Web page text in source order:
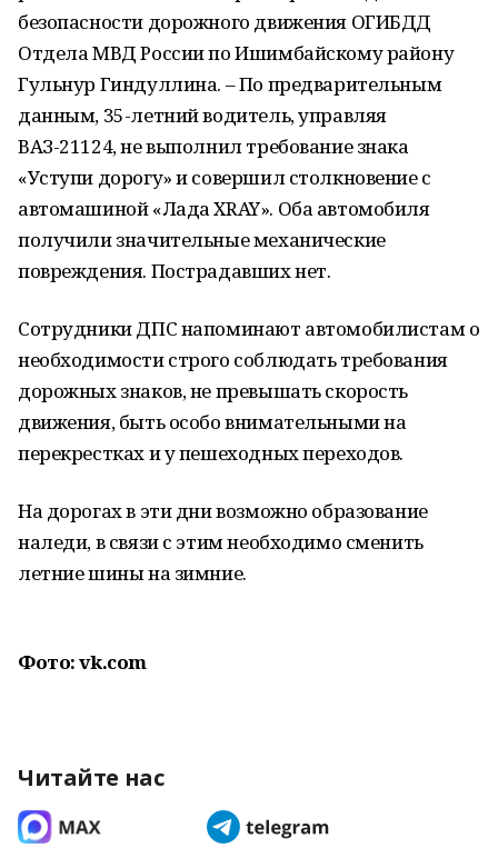
безопасности дорожного движения ОГИБДД
Отдела МВД России по Ишимбайскому району
Гульнур Гиндуллина. – По предварительным
данным, 35-летний водитель, управляя
ВАЗ-21124, не выполнил требование знака
«Уступи дорогу» и совершил столкновение с
автомашиной «Лада XRAY». Оба автомобиля
получили значительные механические
повреждения. Пострадавших нет.
Сотрудники ДПС напоминают автомобилистам о
необходимости строго соблюдать требования
дорожных знаков, не превышать скорость
движения, быть особо внимательными на
перекрестках и у пешеходных переходов.
На дорогах в эти дни возможно образование
наледи, в связи с этим необходимо сменить
летние шины на зимние.
Фото: vk.com
Читайте нас